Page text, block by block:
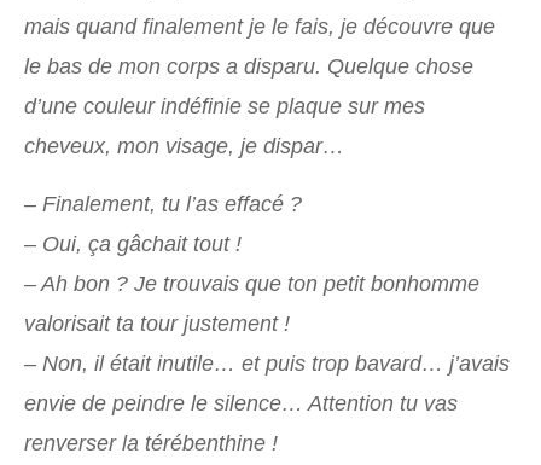
mais quand finalement je le fais, je découvre que
le bas de mon corps a disparu. Quelque chose
d’une couleur indéfinie se plaque sur mes
cheveux, mon visage, je dispar…
– Finalement, tu l’as effacé ?
– Oui, ça gâchait tout !
– Ah bon ? Je trouvais que ton petit bonhomme
valorisait ta tour justement !
– Non, il était inutile… et puis trop bavard… j’avais
envie de peindre le silence… Attention tu vas
renverser la térébenthine !